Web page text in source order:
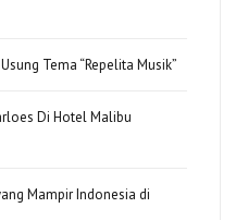
Tema “Repelita Musik”
Di Hotel Malibu
Mampir Indonesia di